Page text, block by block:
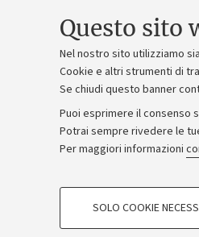
Questo sito
Nel nostro sito utilizziamo
Cookie e altri strumenti di
Se chiudi questo banner
Puoi esprimere il consenso
Potrai sempre rivedere le
Per maggiori informazioni
COOKIE DI
SOLO COOKIE
Bombus (Psythirus)